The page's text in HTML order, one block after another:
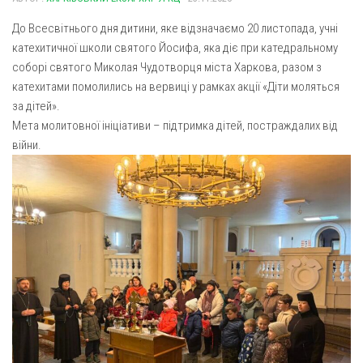
Покрови Пресвятої Богородиці (с. Вільча)
Преображенська парафія (м. Лозова)
Парафія Благовіщення Пресвятої Богородиці (смт
Парафія Різдва Пресвятої Богородиці м. Берестин
(Красноград)
Парохії Полтавської області
Пресвятої Трійці (м. Полтава)
Всіх Святих українського народу (м. Полтава)
Свято-Юріївська парафія (м. Полтава)
Архистратига Михаїла (с. Пригарівка)
Благовіщення Пресвятої Богородиці (с. Шевченки)
Введення у храм Пресвятої Богородиці (с. Дашківка)
Надруковані числа
Молитви
Галерея
Рух pro-life
До Всесвітнього дня дитини, яке відзначаємо 20 листопада, учні
катехитичної школи святого Йосифа, яка діє при катедральному
соборі святого Миколая Чудотворця міста Харкова, разом з
катехитами помолились на вервиці у рамках акції «Діти моляться
за дітей».
Мета молитовної ініціативи – підтримка дітей, постраждалих від
війни.